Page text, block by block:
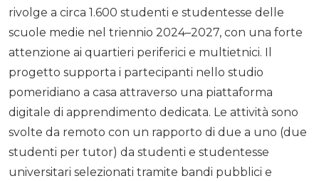
rivolge a circa 1.600 studenti e studentesse delle
scuole medie nel triennio 2024–2027, con una forte
attenzione ai quartieri periferici e multietnici. Il
progetto supporta i partecipanti nello studio
pomeridiano a casa attraverso una piattaforma
digitale di apprendimento dedicata. Le attività sono
svolte da remoto con un rapporto di due a uno (due
studenti per tutor) da studenti e studentesse
universitari selezionati tramite bandi pubblici e